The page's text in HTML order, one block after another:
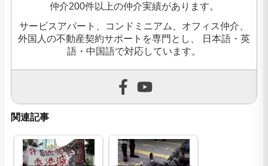
仲介200件以上の仲介実績があります。
サービスアパート、コンドミニアム、オフィス仲介、
外国人の不動産契約サポートを専門とし、 日本語・英
語・中国語で対応しています。
関連記事